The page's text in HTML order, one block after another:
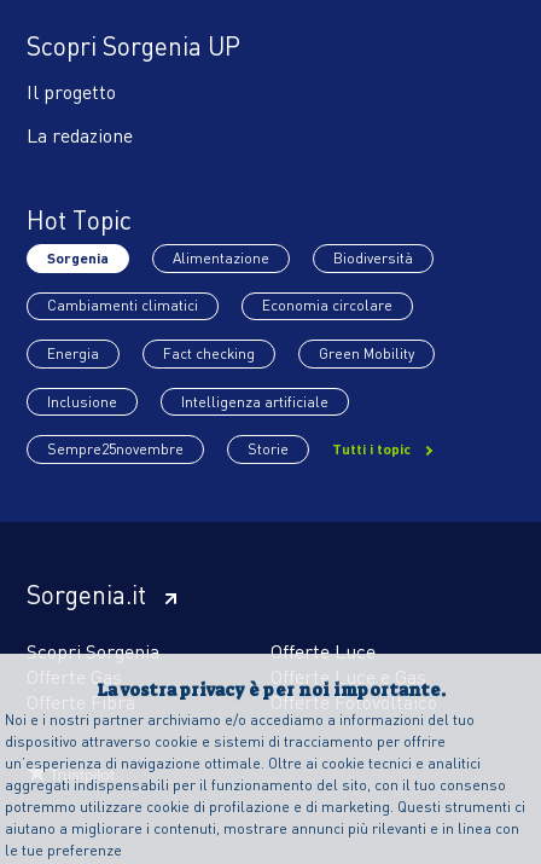
La vostra privacy è per noi importante.
Noi e i nostri partner archiviamo e/o accediamo a informazioni del tuo
dispositivo attraverso cookie e sistemi di tracciamento per offrire
un’esperienza di navigazione ottimale. Oltre ai cookie tecnici e analitici
aggregati indispensabili per il funzionamento del sito, con il tuo consenso
potremmo utilizzare cookie di profilazione e di marketing. Questi strumenti ci
aiutano a migliorare i contenuti, mostrare annunci più rilevanti e in linea con
le tue preferenze
Scopri Sorgenia UP
Il progetto
La redazione
Hot Topic
Sorgenia Alimentazione Biodiversità
Cambiamenti climatici Economia circolare
Energia Fact checking Green Mobility
Inclusione Intelligenza artificiale
Sempre25novembre Storie Tutti i topic
Sorgenia.it
Scopri Sorgenia
Offerte Luce
Offerte Gas
Offerte Luce e Gas
Offerte Fibra
Offerte Fotovoltaico